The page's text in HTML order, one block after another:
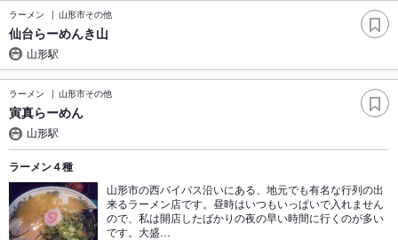
ラーメン 山形市その他
仙台らーめんき山
山形駅
ラーメン 山形市その他
寅真らーめん
山形駅
ラーメン４種
山形市の西バイパス沿いにある、地元でも有名な行列の出
来るラーメン店です。昼時はいつもいっぱいで入れません
ので、私は開店したばかりの夜の早い時間に行くのが多い
です。大盛…